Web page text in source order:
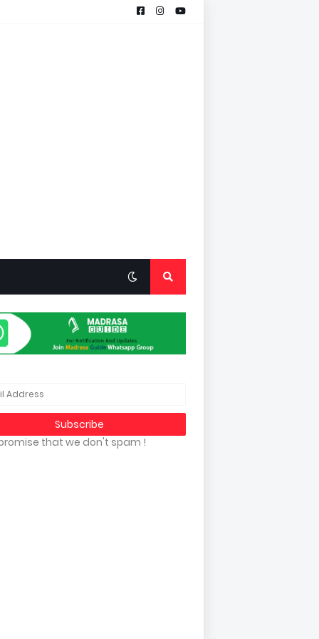
that we don't spam !